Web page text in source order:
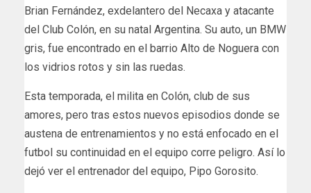
Brian Fernández, exdelantero del Necaxa y atacante
del Club Colón, en su natal Argentina. Su auto, un BMW
gris, fue encontrado en el barrio Alto de Noguera con
los vidrios rotos y sin las ruedas.
Esta temporada, el milita en Colón, club de sus
amores, pero tras estos nuevos episodios donde se
austena de entrenamientos y no está enfocado en el
futbol su continuidad en el equipo corre peligro. Así lo
dejó ver el entrenador del equipo, Pipo Gorosito.